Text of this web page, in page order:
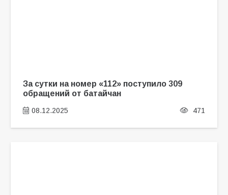
За сутки на номер «112» поступило 309
обращений от батайчан
08.12.2025 471